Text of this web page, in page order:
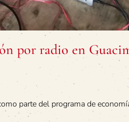
por radio en
parte del programa de